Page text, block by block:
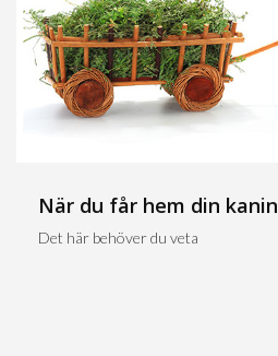
När du får hem din kanin
Det här behöver du veta